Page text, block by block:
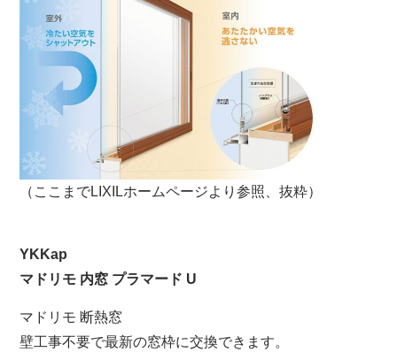
（ここまでLIXILホームページより参照、抜粋）
YKKap
マドリモ 内窓 プラマード U
マドリモ 断熱窓
壁工事不要で最新の窓枠に交換できます。